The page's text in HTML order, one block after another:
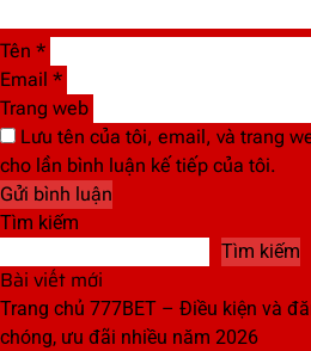
Tên *
Email *
Trang web
Lưu tên của tôi, email, và trang
cho lần bình luận kế tiếp của tôi.
Tìm kiếm
Tìm kiếm
Bài viết mới
Trang chủ 777BET – Điều kiện và
chóng, ưu đãi nhiều năm 2026